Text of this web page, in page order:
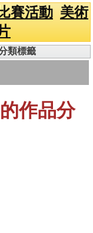
比賽活動 美術
類標籤
作品分